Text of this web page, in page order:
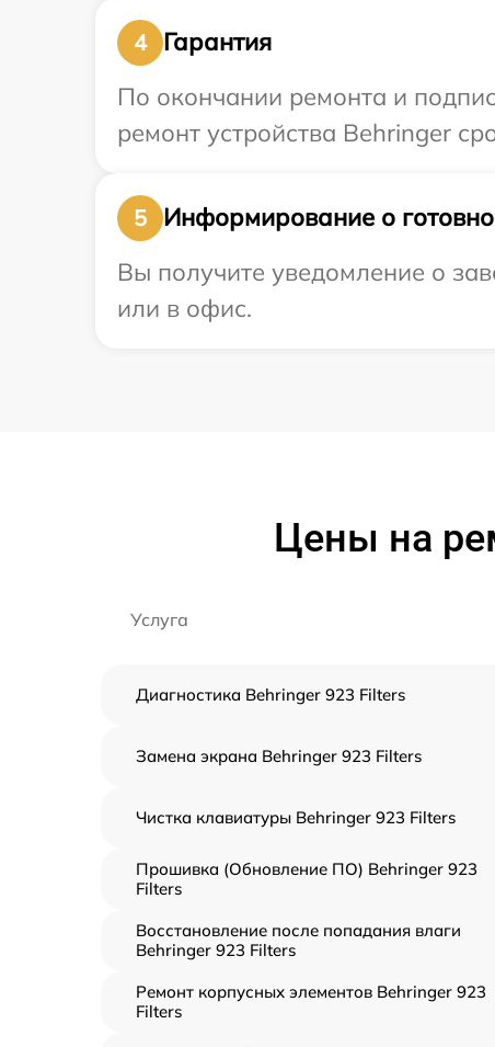
4
Гарантия
По окончании ремонта и
ремонт устройства Behringer
5
Информирование о
Вы получите уведомление о
или в офис.
Цены на
Услуга
Диагностика Behringer 923 Filters
Замена экрана Behringer 923 Filters
Чистка клавиатуры Behringer 923 Filters
Прошивка (Обновление ПО) Behringer 923
Filters
Восстановление после попадания влаги
Behringer 923 Filters
Ремонт корпусных элементов Behringer 923
Filters